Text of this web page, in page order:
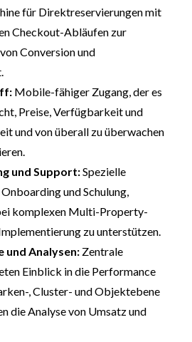
für Direktreservierungen mit
Checkout-Abläufen zur
Conversion und
Mobile-fähiger Zugang, der es
Preise, Verfügbarkeit und
und von überall zu überwachen
und Support:Spezielle
und Schulung,
komplexen Multi-Property-
zu unterstützen.
und Analysen: Zentrale
Einblick in die Performance
, Cluster- und Objektebene
die Analyse von Umsatz und